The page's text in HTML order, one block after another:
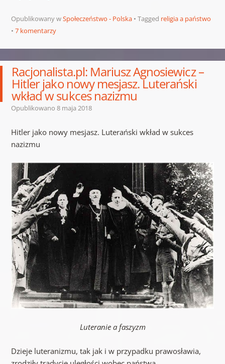
Opublikowany wSpołeczeństwo - Polska Tagged religia a państwo
7 komentarzy
Racjonalista.pl: Mariusz Agnosiewicz –
Hitler jako nowy mesjasz. Luterański
wkład w sukces nazizmu
Opublikowano 8 maja 2018
Hitler jako nowy mesjasz. Luterański wkład w sukces
nazizmu
Luteranie a faszyzm
Dzieje luteranizmu, tak jak i w przypadku prawosławia,